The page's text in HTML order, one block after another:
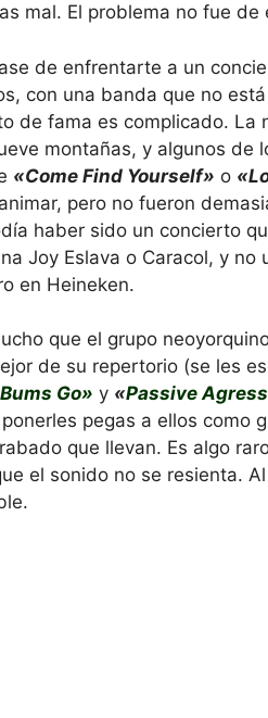
mal. El problema no fue de
de enfrentarte a un
con una banda que no
de fama es complicado. La
montañas, y algunos de
«Come Find Yourself» o
pero no fueron
haber sido un concierto
Joy Eslava o Caracol, y no
en Heineken.
que el grupo
de su repertorio (se les
Go» y «Passive
pegas a ellos como
que llevan. Es algo
el sonido no se resienta.